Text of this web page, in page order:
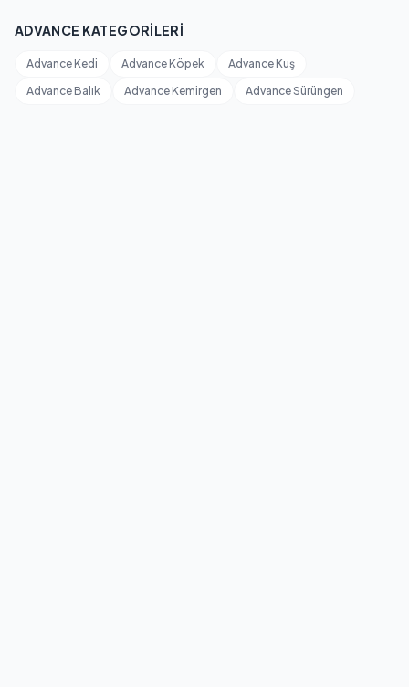
ADVANCE KATEGORILERI
Advance Kedi Advance Köpek
Advance Kuş
Advance Balık
Advance Kemirgen Advance Sürüngen